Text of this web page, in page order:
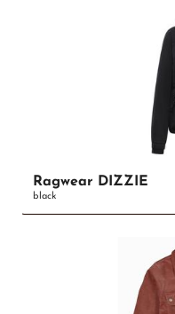
Ragwear DIZZIE
black